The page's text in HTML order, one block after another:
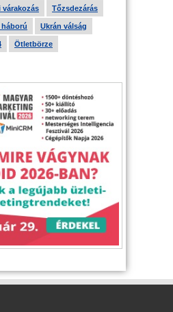
Tőzsdezárás
háború Ukrán válság
Ötletbörze